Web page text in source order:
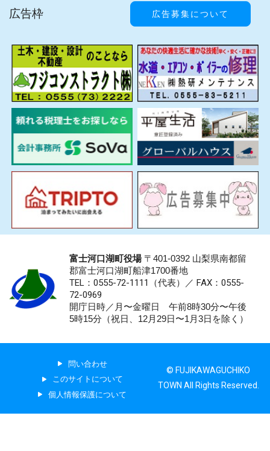
広告枠 広告募集について
富士河口湖町役場〒401-0392 山梨県南都留
郡富士河口湖町船津1700番地
TEL：0555-72-1111 （代表）／ FAX：0555-
72-0969
開庁日時／月〜金曜日 午前8時30分〜午後
5時15分（祝日、12月29日〜1月3日を除く）
問い合わせ
このサイトについて
個人情報保護について
© FUJIKAWAGUCHIKO
TOWN All Rights Reserved.